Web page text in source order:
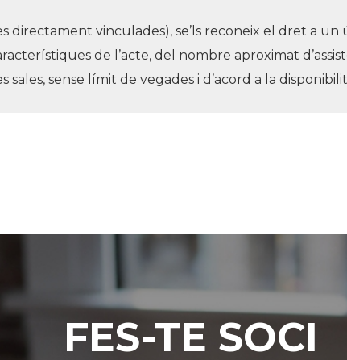
directament vinculades), se’ls reconeix el dret a un
de l’acte, del nombre aproximat
sense límit de vegades i d’acord a la
FES-TE SOCI